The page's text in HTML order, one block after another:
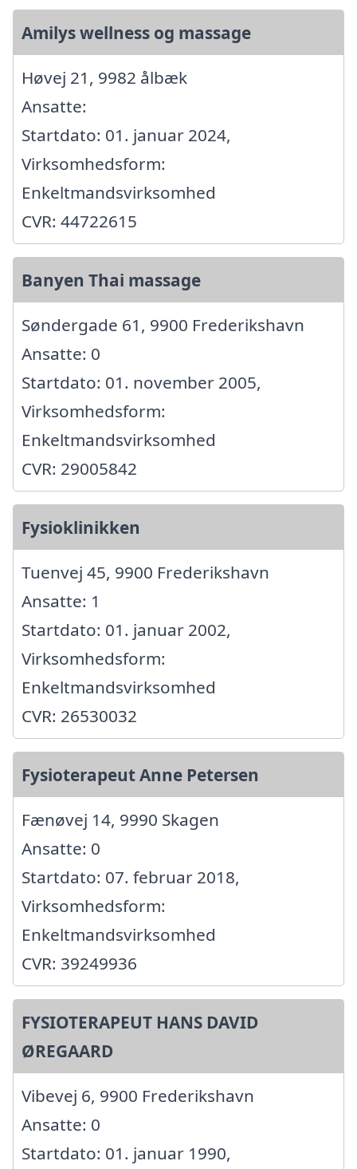
Amilys wellness og massage
Høvej 21, 9982 ålbæk
Ansatte:
Startdato: 01. januar 2024,
Virksomhedsform:
Enkeltmandsvirksomhed
CVR: 44722615
Banyen Thai massage
Søndergade 61, 9900 Frederikshavn
Ansatte: 0
Startdato: 01. november 2005,
Virksomhedsform:
Enkeltmandsvirksomhed
CVR: 29005842
Fysioklinikken
Tuenvej 45, 9900 Frederikshavn
Ansatte: 1
Startdato: 01. januar 2002,
Virksomhedsform:
Enkeltmandsvirksomhed
CVR: 26530032
Fysioterapeut Anne Petersen
Fænøvej 14, 9990 Skagen
Ansatte: 0
Startdato: 07. februar 2018,
Virksomhedsform:
Enkeltmandsvirksomhed
CVR: 39249936
FYSIOTERAPEUT HANS DAVID
ØREGAARD
Vibevej 6, 9900 Frederikshavn
Ansatte: 0
Startdato: 01. januar 1990,